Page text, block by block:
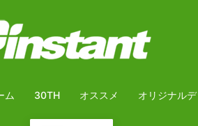
ム 30TH オススメ オリジナル